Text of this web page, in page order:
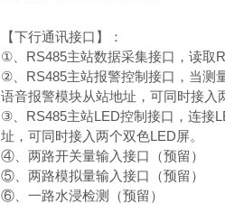
【下行通讯接口】：
①、RS485主站数据采集接口，读取
②、RS485主站报警控制接口，当测
语音报警模块从站地址，可同时接入
③、RS485主站LED控制接口，连接
址，可同时接入两个双色LED屏。
④、两路开关量输入接口（预留）
⑤、两路模拟量输入接口（预留）
⑥、一路水浸检测（预留）